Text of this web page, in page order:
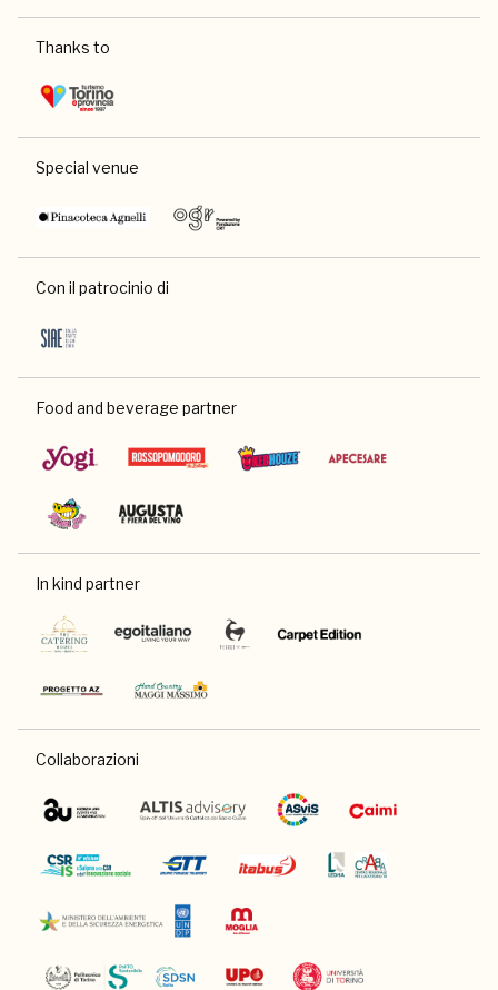
Thanks to
Special venue
Con il patrocinio di
Food and beverage partner
In kind partner
Collaborazioni